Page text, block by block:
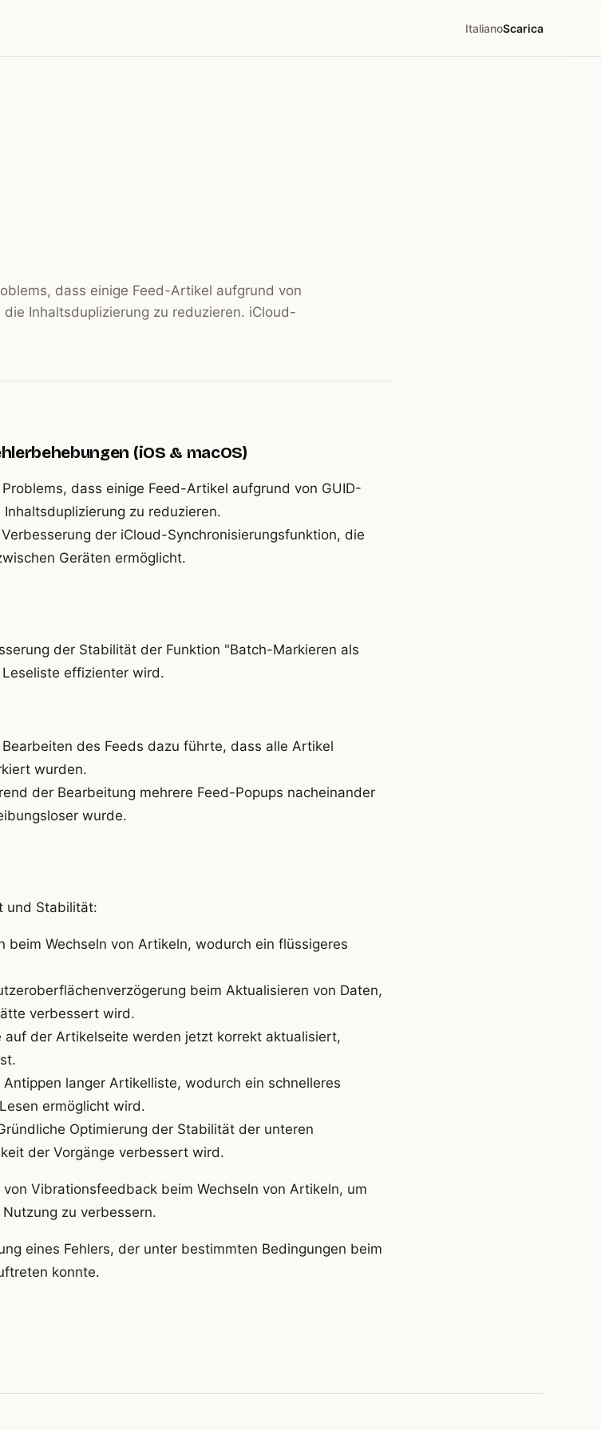
ItalianoScarica
dass einige Feed-Artikel aufgrund von
Inhaltsduplizierung zu reduzieren. iCloud-
(iOS & macOS)
dass einige Feed-Artikel aufgrund von GUID-
zu reduzieren.
der iCloud-Synchronisierungsfunktion, die
Geräten ermöglicht.
der Stabilität der Funktion "Batch-Markieren als
effizienter wird.
des Feeds dazu führte, dass alle Artikel
wurden.
der Bearbeitung mehrere Feed-Popups nacheinander
wurde.
und Stabilität:
beim Wechseln von Artikeln, wodurch ein flüssigeres
beim Aktualisieren von Daten,
verbessert wird.
auf der Artikelseite werden jetzt korrekt aktualisiert,
langer Artikelliste, wodurch ein schnelleres
ermöglicht wird.
Optimierung der Stabilität der unteren
der Vorgänge verbessert wird.
Vibrationsfeedback beim Wechseln von Artikeln, um
zu verbessern.
eines Fehlers, der unter bestimmten Bedingungen beim
konnte.